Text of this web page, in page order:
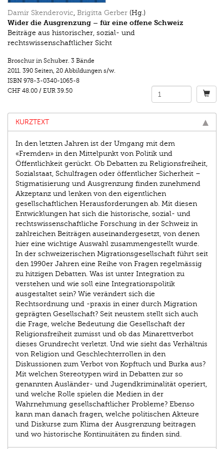
Damir Skenderovic, Brigitta Gerber (Hg.)
Wider die Ausgrenzung – für eine offene Schweiz
Beiträge aus historischer, sozial- und
rechtswissenschaftlicher Sicht
Broschur in Schuber. 3 Bände
2011. 390 Seiten, 20 Abbildungen s/w.
ISBN 978-3-0340-1065-8
CHF 48.00 / EUR 39.50
KURZTEXT
In den letzten Jahren ist der Umgang mit dem
«Fremden» in den Mittelpunkt von Politik und
Öffentlichkeit gerückt. Ob Debatten zu Religionsfreiheit,
Sozialstaat, Schulfragen oder öffentlicher Sicherheit –
Stigmatisierung und Ausgrenzung finden zunehmend
Akzeptanz und lenken von den eigentlichen
gesellschaftlichen Herausforderungen ab. Mit diesen
Entwicklungen hat sich die historische, sozial- und
rechtswissenschaftliche Forschung in der Schweiz in
zahlreichen Beiträgen auseinandergesetzt, von denen
hier eine wichtige Auswahl zusammengestellt wurde.
In der schweizerischen Migrationsgesellschaft führt seit
den 1990er Jahren eine Reihe von Fragen regelmässig
zu hitzigen Debatten. Was ist unter Integration zu
verstehen und wie soll eine Integrationspolitik
ausgestaltet sein? Wie verändert sich die
Rechtsordnung und -praxis in einer durch Migration
geprägten Gesellschaft? Seit neustem stellt sich auch
die Frage, welche Bedeutung die Gesellschaft der
Religionsfreiheit zumisst und ob das Minarettverbot
dieses Grundrecht verletzt. Und wie sieht das Verhältnis
von Religion und Geschlechterrollen in den
Diskussionen zum Verbot von Kopftuch und Burka aus?
Mit welchen Stereotypen wird in Debatten zur so
genannten Ausländer- und Jugendkriminalität operiert,
und welche Rolle spielen die Medien in der
Wahrnehmung gesellschaftlicher Probleme? Ebenso
kann man danach fragen, welche politischen Akteure
und Diskurse zum Klima der Ausgrenzung beitragen
und wo historische Kontinuitäten zu finden sind.